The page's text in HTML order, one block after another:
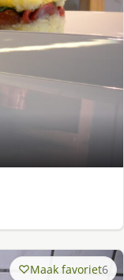
Maak favoriet6